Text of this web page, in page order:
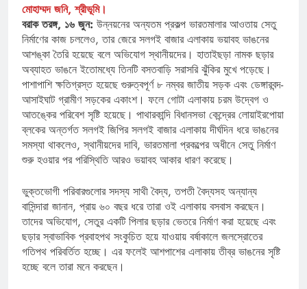
মোহাম্মদ জনি, শ্রীভূমি।
বরাক তরঙ্গ, ১৬ জুন: উন্নয়নের অন্যতম প্রকল্প ভারতমালার আওতায় সেতু
নির্মাণের কাজ চললেও, তার জেরে সলগই বাজার এলাকায় ভয়াবহ ভাঙনের
আশঙ্কা তৈরি হয়েছে বলে অভিযোগ স্থানীয়দের। হাতাইছড়া নামক ছড়ার
অব্যাহত ভাঙনে ইতোমধ্যে তিনটি বসতবাড়ি সরাসরি ঝুঁকির মুখে পড়েছে।
পাশাপাশি ক্ষতিগ্রস্ত হয়েছে গুরুত্বপূর্ণ ৮ নম্বর জাতীয় সড়ক এবং ডেঙ্গারবন্দ-
আসাইঘাট গ্রামীণ সড়কের একাংশ। ফলে গোটা এলাকায় চরম উদ্বেগ ও
আতঙ্কের পরিবেশ সৃষ্টি হয়েছে। পাথারকান্দি বিধানসভা কেন্দ্রের লোয়াইরপোয়া
ব্লকের অন্তর্গত সলগই জিপির সলগই বাজার এলাকায় দীর্ঘদিন ধরে ভাঙনের
সমস্যা থাকলেও, স্থানীয়দের দাবি, ভারতমালা প্রকল্পের অধীনে সেতু নির্মাণ
শুরু হওয়ার পর পরিস্থিতি আরও ভয়াবহ আকার ধারণ করেছে।
ভুক্তভোগী পরিবারগুলোর সদস্য সাথী বৈদ্য, তপতী বৈদ্যসহ অন্যান্য
বাসিন্দারা জানান, প্রায় ৬০ বছর ধরে তারা ওই এলাকায় বসবাস করছেন।
তাদের অভিযোগ, সেতুর একটি পিলার ছড়ার ভেতরে নির্মাণ করা হয়েছে এবং
ছড়ার স্বাভাবিক প্রবাহপথ সংকুচিত হয়ে যাওয়ায় বর্ষাকালে জলস্রোতের
গতিপথ পরিবর্তিত হচ্ছে। এর ফলেই আশপাশের এলাকায় তীব্র ভাঙনের সৃষ্টি
হচ্ছে বলে তারা মনে করছেন।